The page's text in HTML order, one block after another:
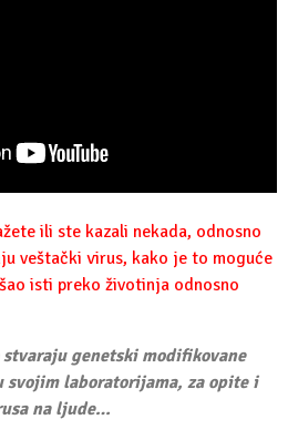
ili ste kazali nekada, odnosno
veštački virus, kako je to moguće
isti preko životinja odnosno
genetski modifikovane
laboratorijama, za opite i
na ljude…